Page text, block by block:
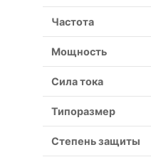
Частота
Мощность
Сила тока
Типоразмер
Степень защиты